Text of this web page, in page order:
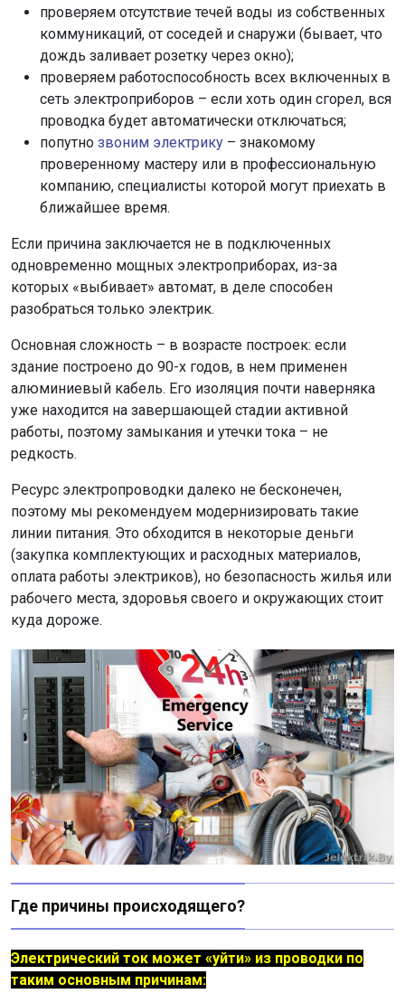
проверяем отсутствие течей воды из собственных
коммуникаций, от соседей и снаружи (бывает, что
дождь заливает розетку через окно);
проверяем работоспособность всех включенных в
сеть электроприборов – если хоть один сгорел, вся
проводка будет автоматически отключаться;
попутно звоним электрику – знакомому
проверенному мастеру или в профессиональную
компанию, специалисты которой могут приехать в
ближайшее время.
Если причина заключается не в подключенных
одновременно мощных электроприборах, из-за
которых «выбивает» автомат, в деле способен
разобраться только электрик.
Основная сложность – в возрасте построек: если
здание построено до 90-х годов, в нем применен
алюминиевый кабель. Его изоляция почти наверняка
уже находится на завершающей стадии активной
работы, поэтому замыкания и утечки тока – не
редкость.
Ресурс электропроводки далеко не бесконечен,
поэтому мы рекомендуем модернизировать такие
линии питания. Это обходится в некоторые деньги
(закупка комплектующих и расходных материалов,
оплата работы электриков), но безопасность жилья или
рабочего места, здоровья своего и окружающих стоит
куда дороже.
Где причины происходящего?
Электрический ток может «уйти» из проводки по
таким основным причинам: